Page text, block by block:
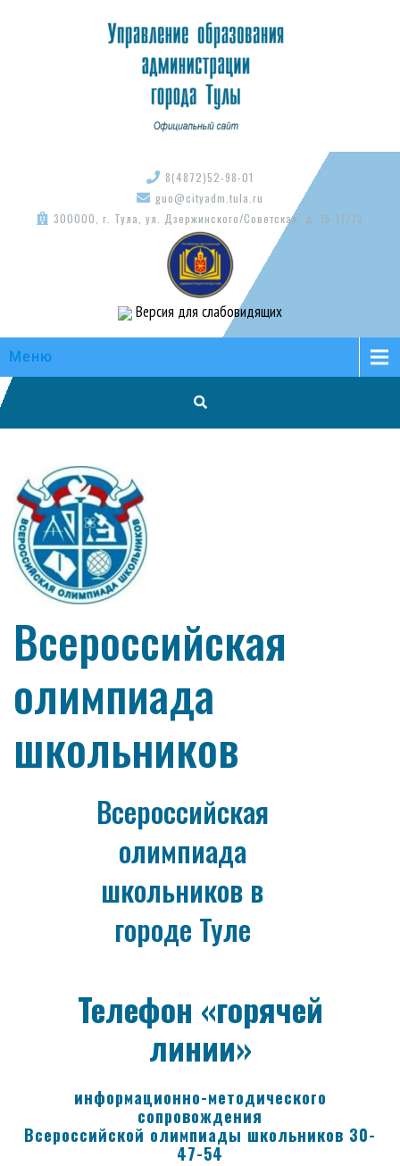
8(4872)52-98-01
guo@cityadm.tula.ru
300000, г. Тула, ул. Дзержинского/Советская, д. 15-17/73
Версия для слабовидящих
Меню
Всероссийская
олимпиада
школьников
Всероссийская
олимпиада
школьников в
городе Туле
Телефон «горячей
линии»
информационно-методического
сопровождения
Всероссийской олимпиады школьников 30-
47-54